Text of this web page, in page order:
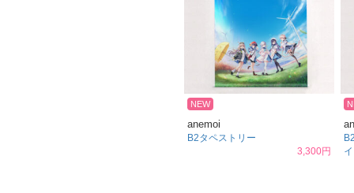
NEW
anemoi
B2タペストリー
3,300円